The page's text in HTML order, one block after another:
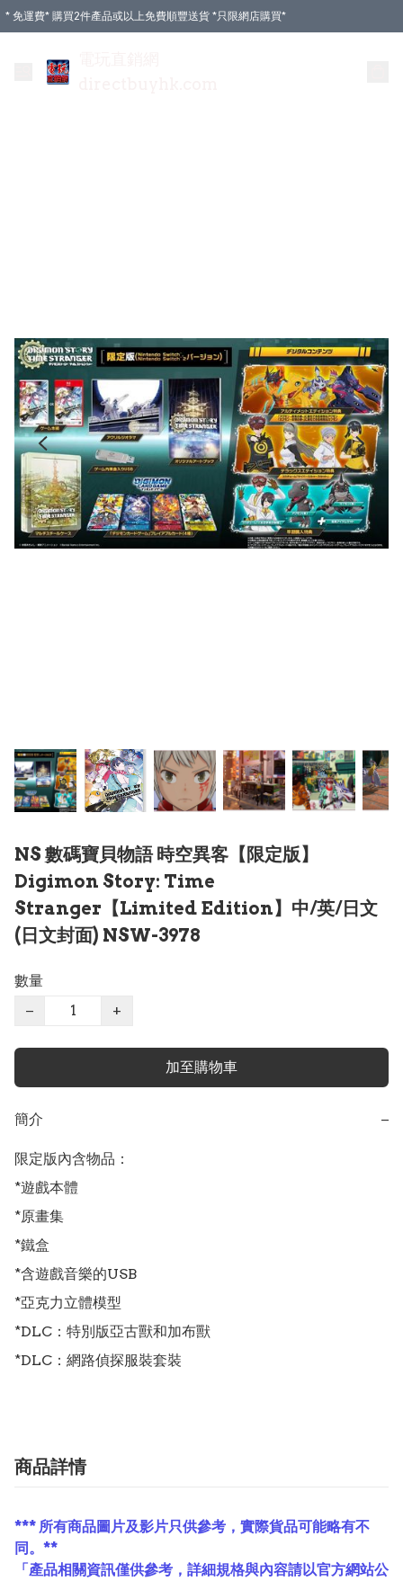
* 免運費* 購買2件產品或以上免費順豐送貨 *只限網店購買*
NS 數碼寶貝物語 時空異客【限定版】
Digimon Story: Time
Stranger【Limited Edition】中/英/日文
(日文封面) NSW-3978
數量
−
+
加至購物車
簡介 −
限定版內含物品：
*遊戲本體
*原畫集
*鐵盒
*含遊戲音樂的USB
*亞克力立體模型
*DLC：特別版亞古獸和加布獸
*DLC：網路偵探服裝套裝
商品詳情
*** 所有商品圖片及影片只供參考，實際貨品可能略有不
同。**
「產品相關資訊僅供參考，詳細規格與內容請以官方網站公